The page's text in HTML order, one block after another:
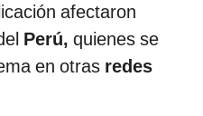
afectaron
Perú, quienes se
en otras redes